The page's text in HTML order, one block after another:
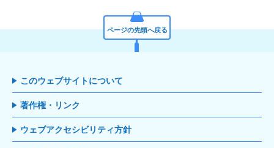
ページの先頭へ戻る
このウェブサイトについて
著作権・リンク
ウェブアクセシビリティ方針